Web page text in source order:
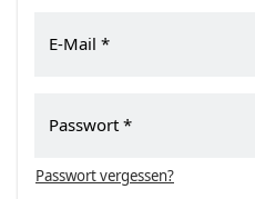
E-Mail
Passwort
Passwort vergessen?